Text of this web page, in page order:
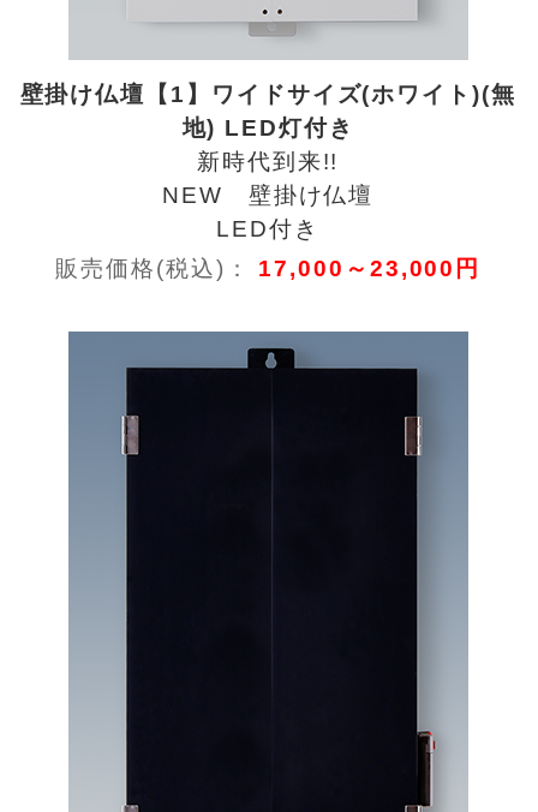
壁掛け仏壇【1】ワイドサイズ(ホワイト)(無
地) LED灯付き
新時代到来!!
NEW 壁掛け仏壇
LED付き
販売価格(税込)： 17,000～23,000円